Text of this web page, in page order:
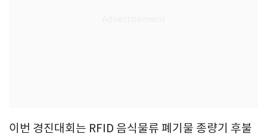
이번 경진대회는 RFID 음식물류 폐기물 종량기 후불